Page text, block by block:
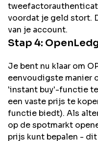
voordat je geld stort.
van je account.
Stap 4:
Je bent nu klaar om
eenvoudigste manier
'instant buy'-functie
een vaste prijs te
functie biedt). Als
op de spotmarkt
prijs kunt bepalen -